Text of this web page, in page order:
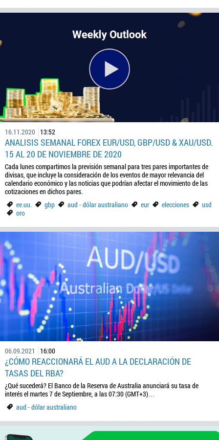
16.11.2020 13:52
ANALISIS SEMANAL FOREX EUR/USD, GBP/USD & XAU/USD.
15 AL 20 DE NOVIEMBRE DE 2020
Cada lunes compartimos la previsión semanal para tres pares importantes de
divisas, que incluye la consideración de los eventos de mayor relevancia del
calendario económico y las noticias que podrían afectar el movimiento de las
cotizaciones en dichos pares.
ee.uu.
gbp aud - dólar australiano eur elecciones
usd
oro
06.09.2021 16:00
¿CÓMO REACCIONARÁ EL AUD A LA DECLARACIÓN DE
TASAS DEL RBA?
¿Qué sucederá? El Banco de la Reserva de Australia anunciará su tasa de
interés el martes 7 de Septiembre, a las 07:30 (GMT+3)…
aud - dólar australiano